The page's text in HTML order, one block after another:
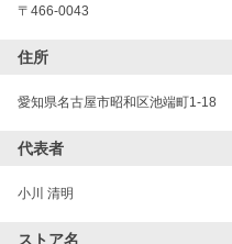
〒 466-0043
住所
愛知県名古屋市昭和区池端町1-18
代表者
小川 清明
ストア名